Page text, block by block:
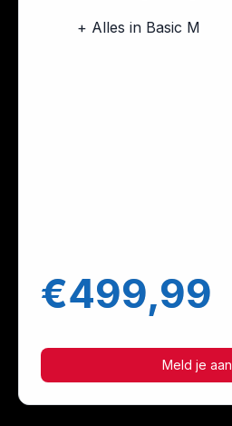
+ Alles in Basic M
€499,99
Meld je aan